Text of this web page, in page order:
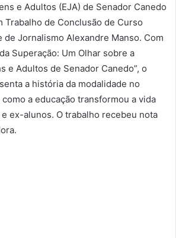
e Adultos (EJA) de Senador Canedo
Trabalho de Conclusão de Curso
de Jornalismo Alexandre Manso. Com
Superação: Um Olhar sobre a
e Adultos de Senador Canedo”, o
a história da modalidade no
a educação transformou a vida
ex-alunos. O trabalho recebeu nota